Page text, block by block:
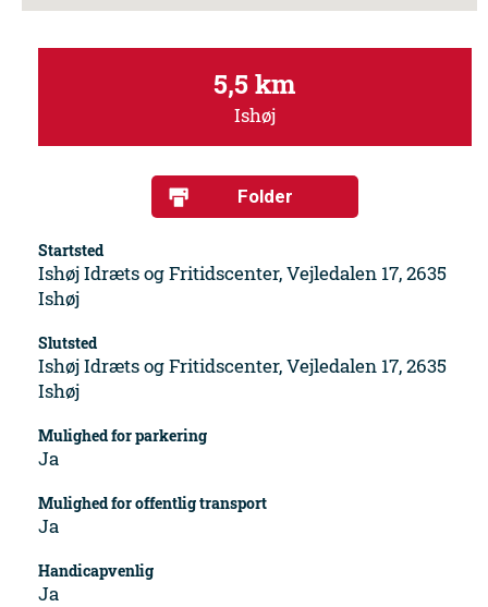
5,5 km
Ishøj
Folder
Startsted
Ishøj Idræts og Fritidscenter, Vejledalen 17, 2635
Ishøj
Slutsted
Ishøj Idræts og Fritidscenter, Vejledalen 17, 2635
Ishøj
Mulighed for parkering
Ja
Mulighed for offentlig transport
Ja
Handicapvenlig
Ja